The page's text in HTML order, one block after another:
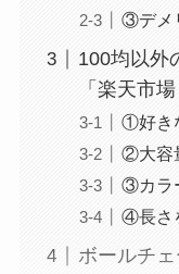
③デメ
100均以外
「楽天市
①好き
②大容
③カラ
④長さ
ボールチ